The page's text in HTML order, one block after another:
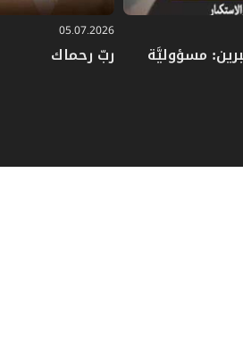
مسؤوليَّة
05.07.2026
ربّ رحماك